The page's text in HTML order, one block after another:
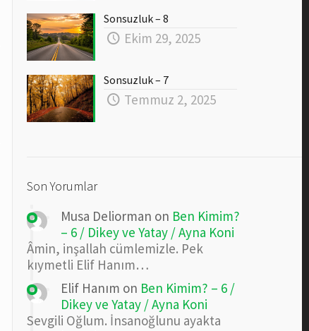
Sonsuzluk – 8
Ekim 29, 2025
Sonsuzluk – 7
Temmuz 2, 2025
Son Yorumlar
Musa Deliorman on Ben Kimim?
– 6 / Dikey ve Yatay / Ayna Koni
Âmin, inşallah cümlemizle. Pek
kıymetli Elif Hanım…
Elif Hanım on Ben Kimim? – 6 /
Dikey ve Yatay / Ayna Koni
Sevgili Oğlum. İnsanoğlunu ayakta